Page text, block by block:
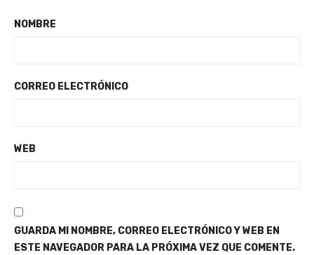
NOMBRE
CORREO ELECTRÓNICO
WEB
GUARDA MI NOMBRE, CORREO ELECTRÓNICO Y WEB EN
ESTE NAVEGADOR PARA LA PRÓXIMA VEZ QUE COMENTE.